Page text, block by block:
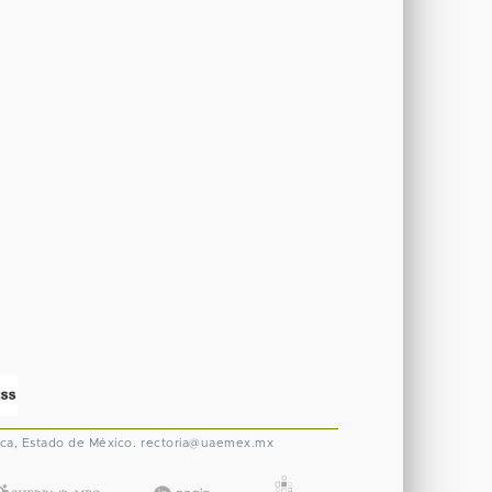
Estado de México. rectoria@uaemex.mx